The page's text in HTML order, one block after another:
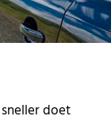
doet